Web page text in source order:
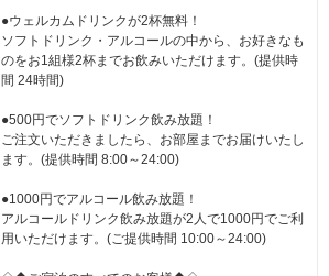
●ウェルカムドリンクが2杯無料！
ソフトドリンク・アルコールの中から、お好きなも
のをお1組様2杯までお飲みいただけます。(提供時
間 24時間)
●500円でソフトドリンク飲み放題！
ご注文いただきましたら、お部屋までお届けいたし
ます。(提供時間 8:00～24:00)
●1000円でアルコール飲み放題！
アルコールドリンク飲み放題が2人で1000円でご利
用いただけます。(ご提供時間 10:00～24:00)